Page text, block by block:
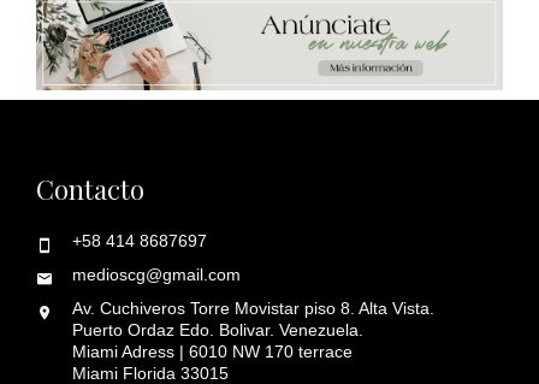
Contacto
+58 414 8687697
medioscg@gmail.com
Av. Cuchiveros Torre Movistar piso 8. Alta Vista.
Puerto Ordaz Edo. Bolivar. Venezuela.
Miami Adress | 6010 NW 170 terrace
Miami Florida 33015